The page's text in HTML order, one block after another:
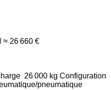
≈ 26 660 €
26 000 kg Configuration
pneumatique